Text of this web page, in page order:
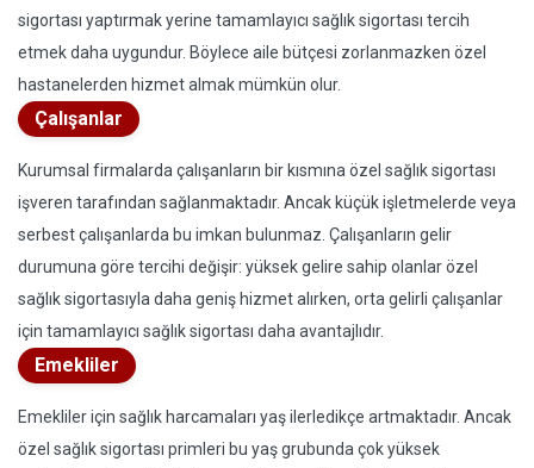
sigortası yaptırmak yerine tamamlayıcı sağlık sigortası tercih
etmek daha uygundur. Böylece aile bütçesi zorlanmazken özel
hastanelerden hizmet almak mümkün olur.
Çalışanlar
Kurumsal firmalarda çalışanların bir kısmına özel sağlık sigortası
işveren tarafından sağlanmaktadır. Ancak küçük işletmelerde veya
serbest çalışanlarda bu imkan bulunmaz. Çalışanların gelir
durumuna göre tercihi değişir: yüksek gelire sahip olanlar özel
sağlık sigortasıyla daha geniş hizmet alırken, orta gelirli çalışanlar
için tamamlayıcı sağlık sigortası daha avantajlıdır.
Emekliler
Emekliler için sağlık harcamaları yaş ilerledikçe artmaktadır. Ancak
özel sağlık sigortası primleri bu yaş grubunda çok yüksek